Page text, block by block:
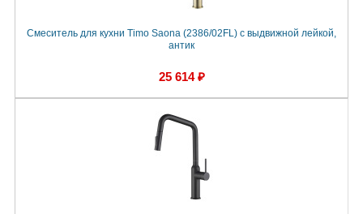
Смеситель для кухни Timo Saona (2386/02FL) с выдвижной лейкой,
антик
25 614 ₽